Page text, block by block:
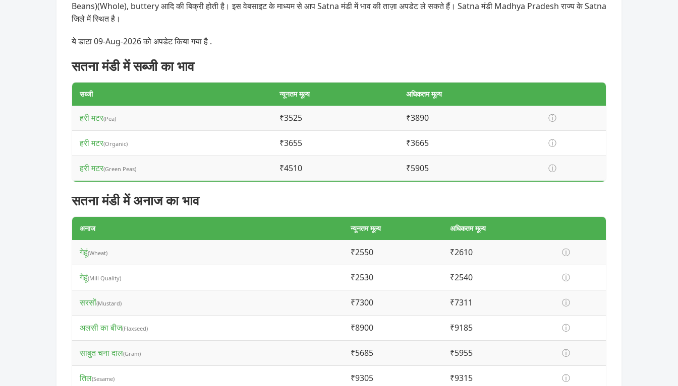
Beans)(Whole), buttery आदि की बिक्री होती है। इस वेबसाइट के माध्यम से आप Satna मंडी में भाव की ताज़ा अपडेट ले सकते हैं। Satna मंडी Madhya Pradesh राज्य के Satna
जिले में स्थित है।
ये डाटा 09-Aug-2026 को अपडेट किया गया है .
सतना मंडी में सब्जी का भाव
सब्जी न्यूनतम मूल्य अधिकतम मूल्य
हरी मटर(Pea) ₹3525 ₹3890 ⓘ
हरी मटर(Organic) ₹3655 ₹3665 ⓘ
हरी मटर(Green Peas) ₹4510 ₹5905 ⓘ
सतना मंडी में अनाज का भाव
अनाज न्यूनतम मूल्य अधिकतम मूल्य
गेहूं(Wheat) ₹2550 ₹2610 ⓘ
गेहूं(Mill Quality) ₹2530 ₹2540 ⓘ
सरसों(Mustard) ₹7300 ₹7311 ⓘ
अलसी का बीज(Flaxseed) ₹8900 ₹9185 ⓘ
साबुत चना दाल(Gram) ₹5685 ₹5955 ⓘ
तिल(Sesame) ₹9305 ₹9315 ⓘ